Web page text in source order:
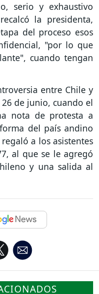
serio y exhaustivo
la presidenta,
del proceso esos
"por lo que
cuando tengan
entre Chile y
de junio, cuando el
nota de protesta a
del país andino
a los asistentes
al que se le agregó
y una salida al